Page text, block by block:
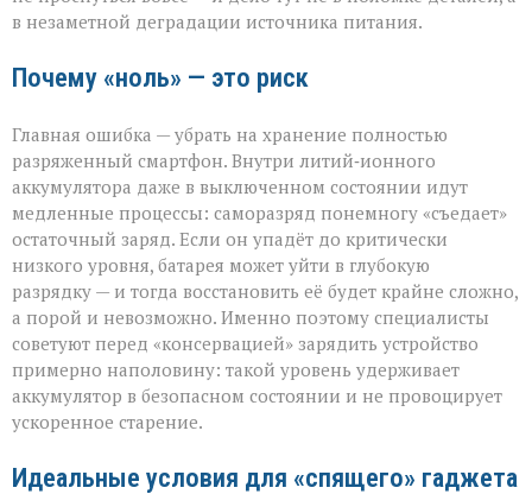
в незаметной деградации источника питания.
Почему «ноль» — это риск
Главная ошибка — убрать на хранение полностью
разряженный смартфон. Внутри литий‑ионного
аккумулятора даже в выключенном состоянии идут
медленные процессы: саморазряд понемногу «съедает»
остаточный заряд. Если он упадёт до критически
низкого уровня, батарея может уйти в глубокую
разрядку — и тогда восстановить её будет крайне сложно,
а порой и невозможно. Именно поэтому специалисты
советуют перед «консервацией» зарядить устройство
примерно наполовину: такой уровень удерживает
аккумулятор в безопасном состоянии и не провоцирует
ускоренное старение.
Идеальные условия для «спящего» гаджета